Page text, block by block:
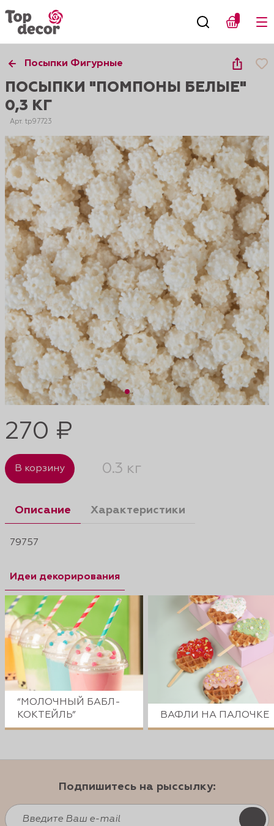
Посыпки Фигурные
ПОСЫПКИ "ПОМПОНЫ БЕЛЫЕ"
0,3 КГ
Арт. tp97723
270 ₽
В корзину 0.3 кг
Описание Характеристики
79757
Идеи декорирования
“МОЛОЧНЫЙ БАБЛ-
КОКТЕЙЛЬ”
ВАФЛИ НА ПАЛОЧКЕ
Подпишитесь на рыссылку: